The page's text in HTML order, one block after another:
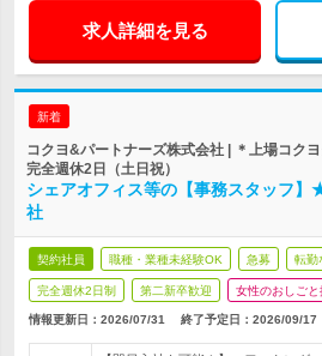
求人詳細を見る
新着
コクヨ&パートナーズ株式会社 | ＊上場コク
完全週休2日（土日祝）
シェアオフィス等の【事務スタッフ
社
契約社員 職種・業種未経験OK 急募 転勤
完全週休2日制 第二新卒歓迎 女性のおしごと
情報更新日：2026/07/31 終了予定日： 2026/09/17